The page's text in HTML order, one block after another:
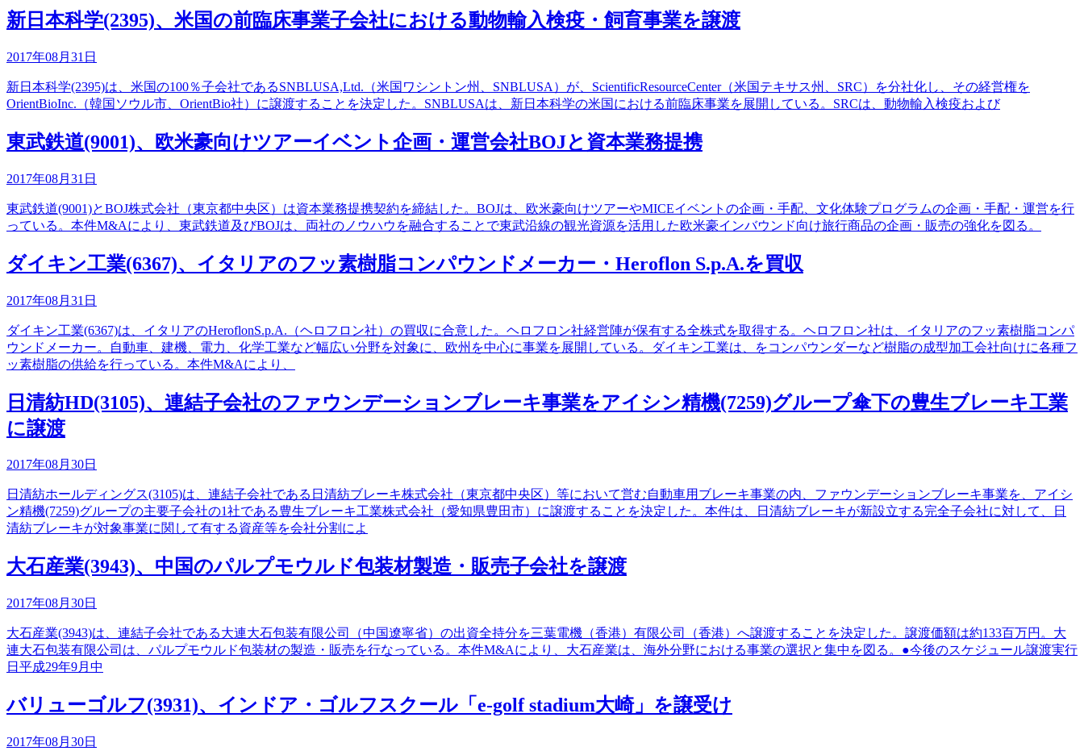
新日本科学(2395)、米国の前臨床事業子会社における動物輸入検疫・飼育事業を譲渡
2017年08月31日
新日本科学(2395)は、米国の100％子会社であるSNBLUSA,Ltd.（米国ワシントン州、SNBLUSA）が、ScientificResourceCenter（米国テキサス州、SRC）を分社化し、その経営権を
OrientBioInc.（韓国ソウル市、OrientBio社）に譲渡することを決定した。SNBLUSAは、新日本科学の米国における前臨床事業を展開している。SRCは、動物輸入検疫および
東武鉄道(9001)、欧米豪向けツアーイベント企画・運営会社BOJと資本業務提携
2017年08月31日
東武鉄道(9001)とBOJ株式会社（東京都中央区）は資本業務提携契約を締結した。BOJは、欧米豪向けツアーやMICEイベントの企画・手配、文化体験プログラムの企画・手配・運営を行
っている。本件M&Aにより、東武鉄道及びBOJは、両社のノウハウを融合することで東武沿線の観光資源を活用した欧米豪インバウンド向け旅行商品の企画・販売の強化を図る。
ダイキン工業(6367)、イタリアのフッ素樹脂コンパウンドメーカー・Heroflon S.p.A.を買収
2017年08月31日
ダイキン工業(6367)は、イタリアのHeroflonS.p.A.（ヘロフロン社）の買収に合意した。ヘロフロン社経営陣が保有する全株式を取得する。ヘロフロン社は、イタリアのフッ素樹脂コンパ
ウンドメーカー。自動車、建機、電力、化学工業など幅広い分野を対象に、欧州を中心に事業を展開している。ダイキン工業は、をコンパウンダーなど樹脂の成型加工会社向けに各種フ
ッ素樹脂の供給を行っている。本件M&Aにより、
日清紡HD(3105)、連結子会社のファウンデーションブレーキ事業をアイシン精機(7259)グループ傘下の豊生ブレーキ工業
に譲渡
2017年08月30日
日清紡ホールディングス(3105)は、連結子会社である日清紡ブレーキ株式会社（東京都中央区）等において営む自動車用ブレーキ事業の内、ファウンデーションブレーキ事業を、アイシ
ン精機(7259)グループの主要子会社の1社である豊生ブレーキ工業株式会社（愛知県豊田市）に譲渡することを決定した。本件は、日清紡ブレーキが新設立する完全子会社に対して、日
清紡ブレーキが対象事業に関して有する資産等を会社分割によ
大石産業(3943)、中国のパルプモウルド包装材製造・販売子会社を譲渡
2017年08月30日
大石産業(3943)は、連結子会社である大連大石包装有限公司（中国遼寧省）の出資全持分を三葉電機（香港）有限公司（香港）へ譲渡することを決定した。譲渡価額は約133百万円。大
連大石包装有限公司は、パルプモウルド包装材の製造・販売を行なっている。本件M&Aにより、大石産業は、海外分野における事業の選択と集中を図る。●今後のスケジュール譲渡実行
日平成29年9月中
バリューゴルフ(3931)、インドア・ゴルフスクール「e-golf stadium大崎」を譲受け
2017年08月30日